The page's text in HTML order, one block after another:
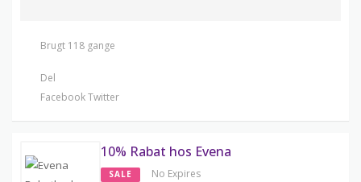
Brugt 118 gange
Del
FacebookTwitter
10% Rabat hos Evena
SALE No Expires